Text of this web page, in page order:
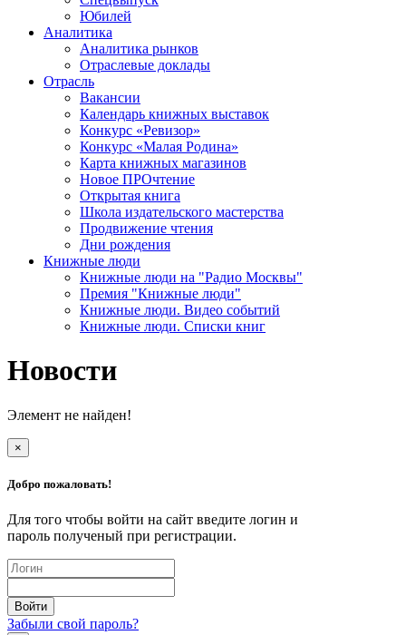
Юбилей
Аналитика
Аналитика рынков
Отраслевые доклады
Отрасль
Вакансии
Календарь книжных выставок
Конкурс «Ревизор»
Конкурс «Малая Родина»
Карта книжных магазинов
Новое ПРОчтение
Открытая книга
Школа издательского мастерства
Продвижение чтения
Дни рождения
Книжные люди
Книжные люди на "Радио Москвы"
Премия "Книжные люди"
Книжные люди. Видео событий
Книжные люди. Списки книг
Новости
Элемент не найден!
×
Добро пожаловать!
Для того чтобы войти на сайт введите логин и
пароль полученый при регистрации.
Забыли свой пароль?